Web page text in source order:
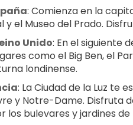
: Comienza en la
y el Museo del Prado.
Unido: En el siguiente
como el Big Ben, el
londinense.
: La Ciudad de la Luz te
y Notre-Dame. Disfruta
los bulevares y jardines de